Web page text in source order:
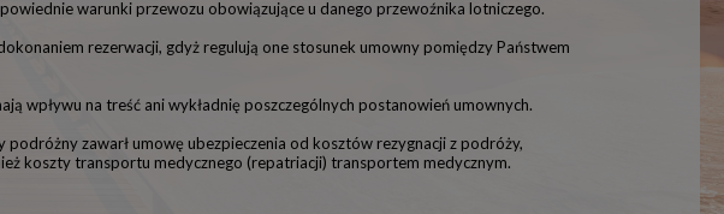
warunki przewozu obowiązujące u danego przewoźnika lotniczego.
rezerwacji, gdyż regulują one stosunek umowny pomiędzy Państwem
wpływu na treść ani wykładnię poszczególnych postanowień umownych.
zawarł umowę ubezpieczenia od kosztów rezygnacji z podróży,
koszty transportu medycznego (repatriacji) transportem medycznym.